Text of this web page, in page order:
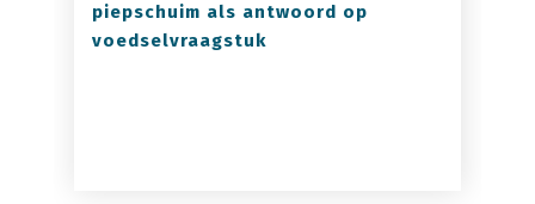
piepschuim als antwoord op
voedselvraagstuk